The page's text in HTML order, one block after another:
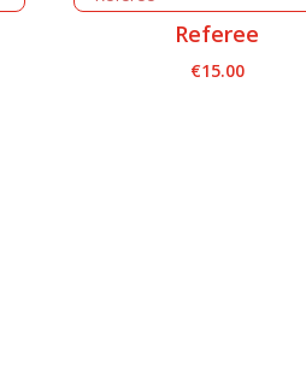
Referee
€15.00